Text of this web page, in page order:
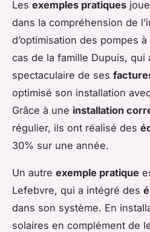
Les exemples pratiques
dans la compréhension de
d’optimisation des pompes
cas de la famille Dupuis, qui
spectaculaire de ses
optimisé son installation
Grâce à une installation
régulier, ils ont réalisé des
30% sur une année.
Un autre exemple pratique
Lefebvre, qui a intégré des
dans son système. En
solaires en complément de